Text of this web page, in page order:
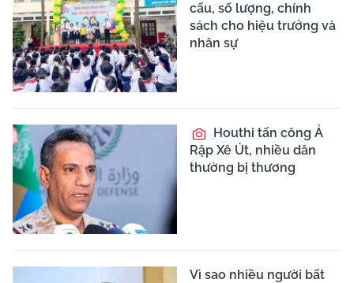
cấu, số lượng, chính
sách cho hiệu trưởng và
nhân sự
Houthi tấn công Ả
Rập Xê Út, nhiều dân
thường bị thương
Vì sao nhiều người bất